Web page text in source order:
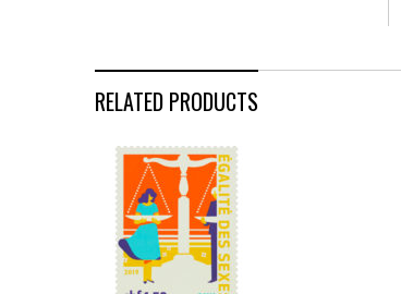
RELATED PRODUCTS